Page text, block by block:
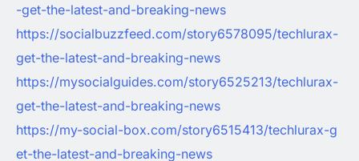
-get-the-latest-and-breaking-news
https://socialbuzzfeed.com/story6578095/techlurax-
get-the-latest-and-breaking-news
https://mysocialguides.com/story6525213/techlurax-
get-the-latest-and-breaking-news
https://my-social-box.com/story6515413/techlurax-g
et-the-latest-and-breaking-news